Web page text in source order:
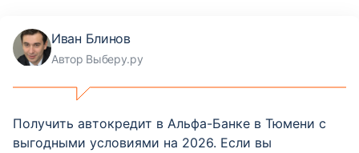
Иван Блинов
Автор Выберу.ру
Получить автокредит в Альфа-Банке в Тюмени с
выгодными условиями на 2026. Если вы